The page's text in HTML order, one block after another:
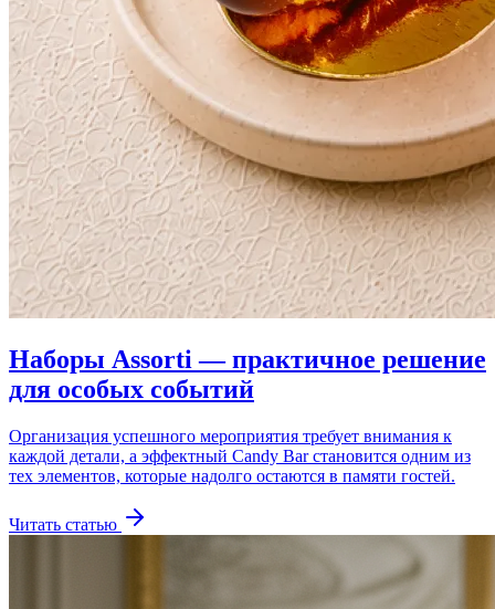
Наборы Assorti — практичное решение
для особых событий
Организация успешного мероприятия требует внимания к
каждой детали, а эффектный Candy Bar становится одним из
тех элементов, которые надолго остаются в памяти гостей.
Читать статью